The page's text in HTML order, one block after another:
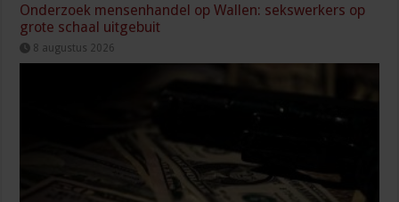
Onderzoek mensenhandel op Wallen: sekswerkers op
grote schaal uitgebuit
8 augustus 2026